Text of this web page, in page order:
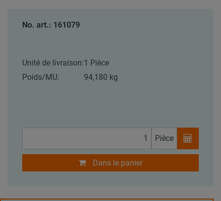
No. art.: 161079
Unité de livraison:1 Pièce
Poids/MU:
94,180 kg
Pièce
Dans le panier